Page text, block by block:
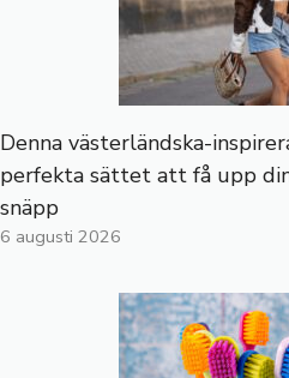
Denna västerländska-
perfekta sättet att få upp
snäpp
6 augusti 2026